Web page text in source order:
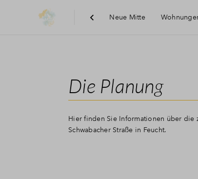
Neue Mitte
Die Planung
Hier finden Sie Informationen über
Schwabacher Straße in Feucht.